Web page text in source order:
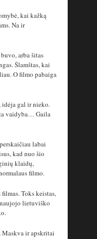
kai kažką
Na ir
arba šitas
Šlamštas, kai
O filmo pabaiga
idėja gal ir nieko.
vaidyba… Gaila
labai
kad nuo šio
klaidų,
filmo.
Toks keistas,
naujojo lietuviško
ir apskritai